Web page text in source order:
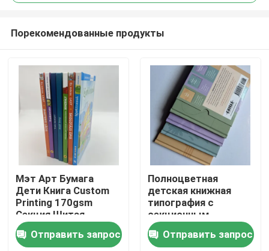
Дом
Порекомендованные продукты
Мэт Арт Бумага
Дети Книга Custom
Printing 170gsm
Секция Шитая
Casebound
Отправить запрос
Полноцветная
детская книжная
типография с
секционным
пошивом
Отправить запрос